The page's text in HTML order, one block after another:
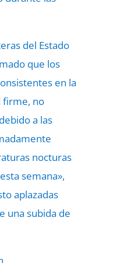
del Estado
que los
en la
firme, no
a las
nocturas
semana»,
aplazadas
una subida de